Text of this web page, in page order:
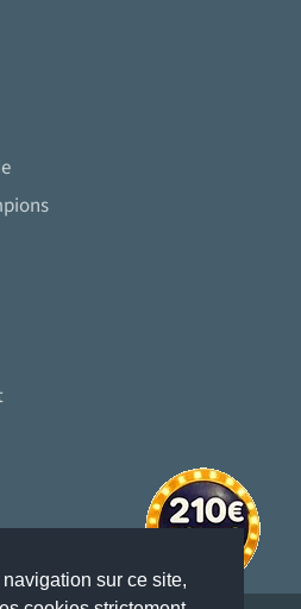
sur ce site,